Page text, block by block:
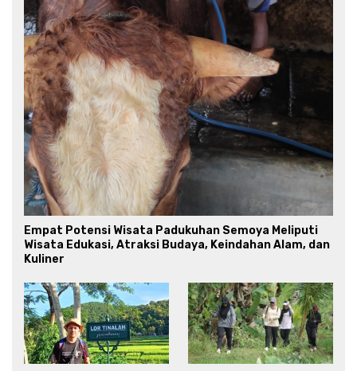
Empat Potensi Wisata Padukuhan Semoya Meliputi
Wisata Edukasi, Atraksi Budaya, Keindahan Alam, dan
Kuliner